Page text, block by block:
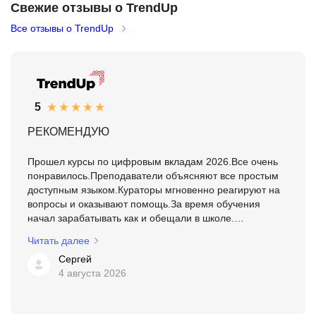
Свежие отзывы о TrendUp
Все отзывы о TrendUp
5
РЕКОМЕНДУЮ
Прошел курсы по цифровым вкладам 2026.Все очень
понравилось.Преподаватели объясняют все простым
доступным языком.Кураторы мгновенно реагируют на
вопросы и оказывают помощь.За время обучения
начал зарабатывать как и обещали в школе.
Читать далее
Сергей
4 августа 2026